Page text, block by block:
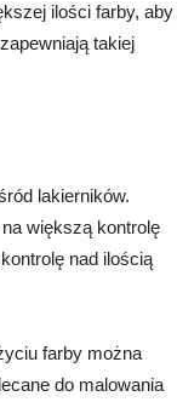
ilości farby, aby
takiej
lakierników.
większą kontrolę
nad ilością
farby można
do malowania